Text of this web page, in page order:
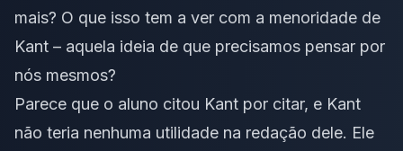
mais? O que isso tem a ver com a menoridade de
Kant – aquela ideia de que precisamos pensar por
nós mesmos?
Parece que o aluno citou Kant por citar, e Kant
não teria nenhuma utilidade na redação dele. Ele